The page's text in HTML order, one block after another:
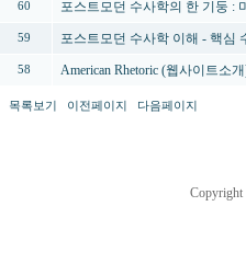
60 포스트모던 수사학의 한 기둥 :
59 포스트모던 수사학 이해 - 핵심
58 American Rhetoric (웹사이트소개
목록보기 이전페이지 다음페이지
Copyright